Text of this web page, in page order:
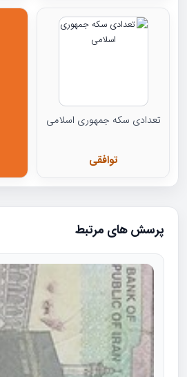
تعدادی سکه جمهوری اسلامی
توافقی
پرسش های مرتبط